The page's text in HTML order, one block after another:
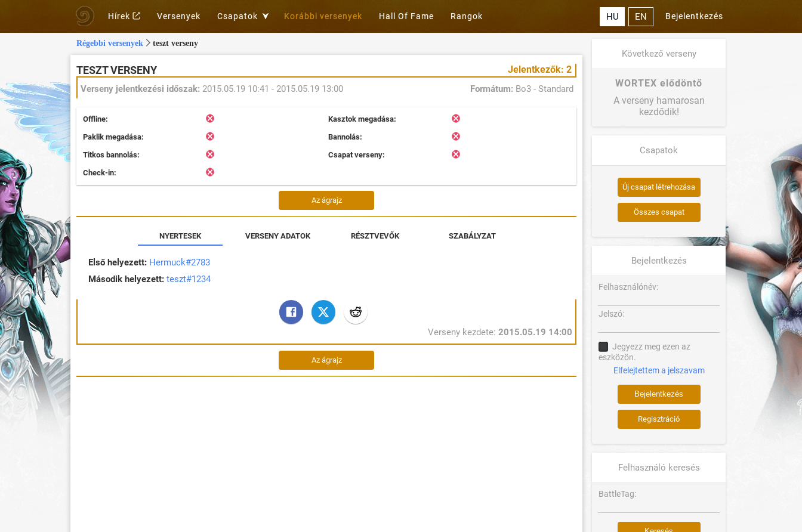
Hírek Versenyek Csapatok Korábbi versenyek Hall Of Fame Rangok Bejelentkezés
HU EN
Régebbi versenyek teszt verseny
Jelentkezők: 2
TESZT VERSENY
Verseny jelentkezési időszak: 2015.05.19 10:41 - 2015.05.19 13:00 Formátum: Bo3 - Standard
Offline:
Kasztok megadása:
Paklik megadása:
Bannolás:
Titkos bannolás:
Csapat verseny:
Check-in:
Az ágrajz
NYERTESEK VERSENY ADATOK RÉSZTVEVŐK SZABÁLYZAT
Első helyezett: Hermuck#2783
Második helyezett: teszt#1234
Verseny kezdete: 2015.05.19 14:00
Az ágrajz
Következő verseny
WORTEX elődöntő
A verseny hamarosan
kezdődik!
Csapatok
Új csapat létrehozása
Összes csapat
Bejelentkezés
Felhasználónév:
Jelszó:
Jegyezz meg ezen az
eszközön.
Elfelejtettem a jelszavam
Regisztráció
Felhasználó keresés
BattleTag: